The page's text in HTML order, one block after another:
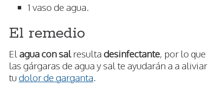
1 vaso de agua.
El remedio
El agua con salresulta desinfectante, por lo que
las gárgaras de agua y sal te ayudarán a a aliviar
tu dolor de garganta.